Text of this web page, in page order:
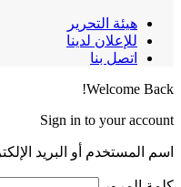
هيئة التحرير
للإعلان لدينا
اتصل بنا
Welcome Back!
Sign in to your account
اسم المستخدم أو البريد